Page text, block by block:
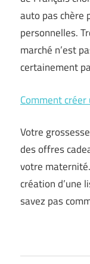
auto pas chère
personnelles.
marché n’est
certainement
Comment
Votre
des offres
votre
création d’une
savez pas